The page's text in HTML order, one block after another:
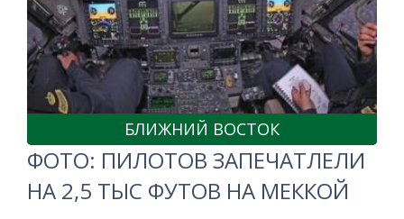
БЛИЖНИЙ ВОСТОК
ФОТО: ПИЛОТОВ ЗАПЕЧАТЛЕЛИ
НА 2,5 ТЫС ФУТОВ НА МЕККОЙ